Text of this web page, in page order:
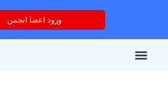
ورود اعضا انجمن